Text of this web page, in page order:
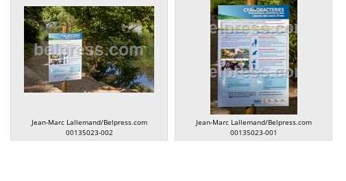
Jean-Marc Lallemand/Belpress.com
00135023-002
Jean-Marc Lallemand/Belpress.com
00135023-001